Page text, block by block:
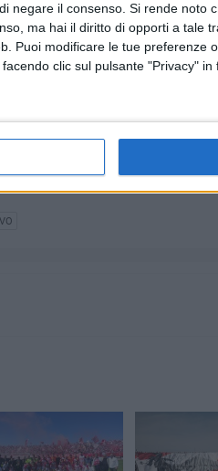
negare il consenso. Si rende noto
ma hai il diritto di opporti a tale
Puoi modificare le tue preferenze
clic sul pulsante "Privacy" in
GIRONE B:
una partita in meno.